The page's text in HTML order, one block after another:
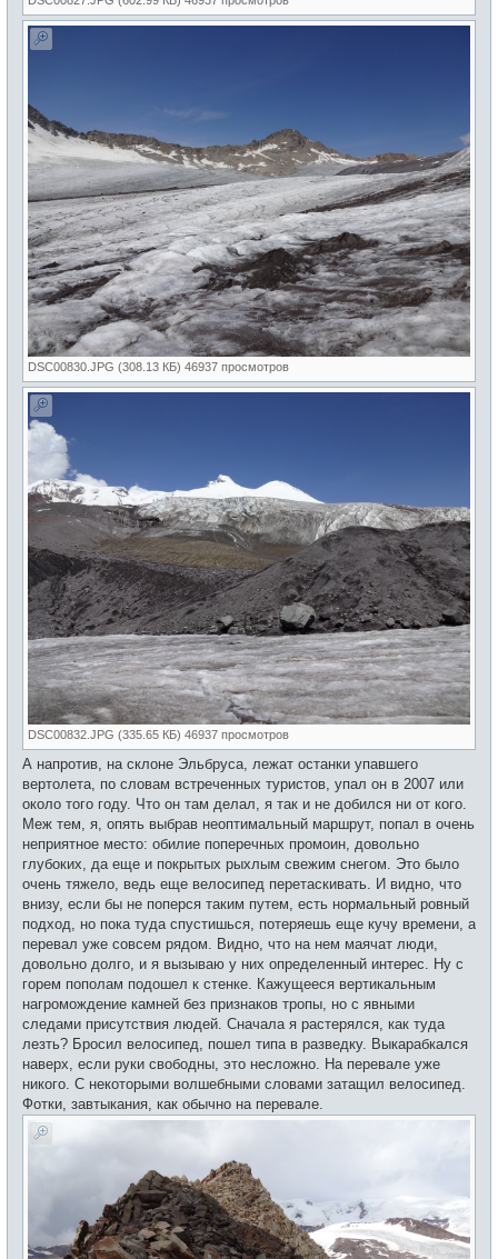
DSC00830.JPG (308.13 КБ) 46937 просмотров
DSC00832.JPG (335.65 КБ) 46937 просмотров
А напротив, на склоне Эльбруса, лежат останки упавшего
вертолета, по словам встреченных туристов, упал он в 2007 или
около того году. Что он там делал, я так и не добился ни от кого.
Меж тем, я, опять выбрав неоптимальный маршрут, попал в очень
неприятное место: обилие поперечных промоин, довольно
глубоких, да еще и покрытых рыхлым свежим снегом. Это было
очень тяжело, ведь еще велосипед перетаскивать. И видно, что
внизу, если бы не поперся таким путем, есть нормальный ровный
подход, но пока туда спустишься, потеряешь еще кучу времени, а
перевал уже совсем рядом. Видно, что на нем маячат люди,
довольно долго, и я вызываю у них определенный интерес. Ну с
горем пополам подошел к стенке. Кажущееся вертикальным
нагромождение камней без признаков тропы, но с явными
следами присутствия людей. Сначала я растерялся, как туда
лезть? Бросил велосипед, пошел типа в разведку. Выкарабкался
наверх, если руки свободны, это несложно. На перевале уже
никого. С некоторыми волшебными словами затащил велосипед.
Фотки, завтыкания, как обычно на перевале.